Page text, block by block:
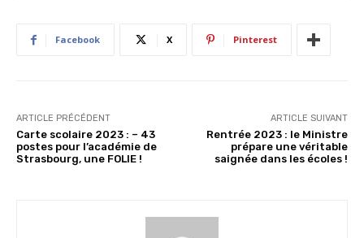
Facebook X Pinterest
ARTICLE PRÉCÉDENT
Carte scolaire 2023 : – 43
postes pour l’académie de
Strasbourg, une FOLIE !
ARTICLE SUIVANT
Rentrée 2023 : le Ministre
prépare une véritable
saignée dans les écoles !